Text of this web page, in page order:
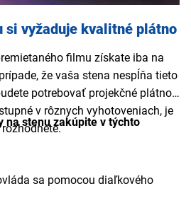
si vyžaduje kvalitné plátno
filmu získate iba na
že vaša stena nespĺňa tieto
potrebovať projekčné plátno.
v rôznych vyhotoveniach, je
na stenu zakúpite v týchto
sa pomocou diaľkového